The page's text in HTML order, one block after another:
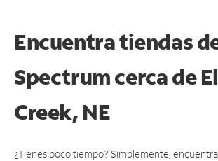
Encuentra tiendas
Spectrum cerca de
Creek, NE
¿Tienes poco tiempo? Simplemente,